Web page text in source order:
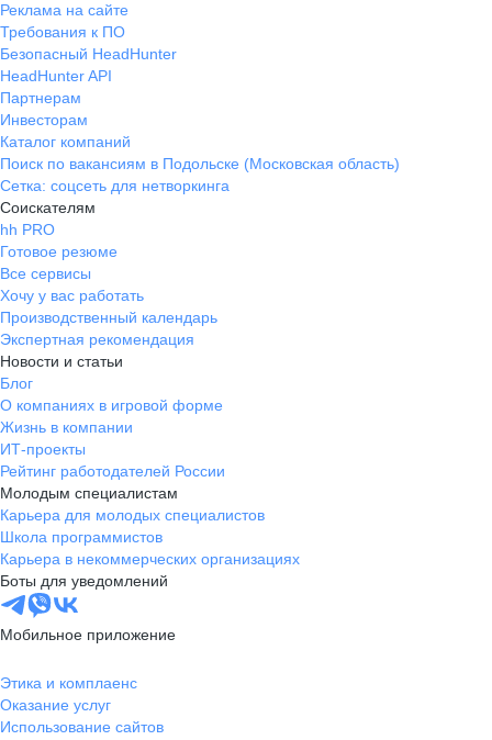
Реклама на сайте
Требования к ПО
Безопасный HeadHunter
HeadHunter API
Партнерам
Инвесторам
Каталог компаний
Поиск по вакансиям в Подольске (Московская область)
Сетка: соцсеть для нетворкинга
Соискателям
hh PRO
Готовое резюме
Все сервисы
Хочу у вас работать
Производственный календарь
Экспертная рекомендация
Новости и статьи
Блог
О компаниях в игровой форме
Жизнь в компании
ИТ-проекты
Рейтинг работодателей России
Молодым специалистам
Карьера для молодых специалистов
Школа программистов
Карьера в некоммерческих организациях
Боты для уведомлений
Мобильное приложение
Этика и комплаенс
Оказание услуг
Использование сайтов